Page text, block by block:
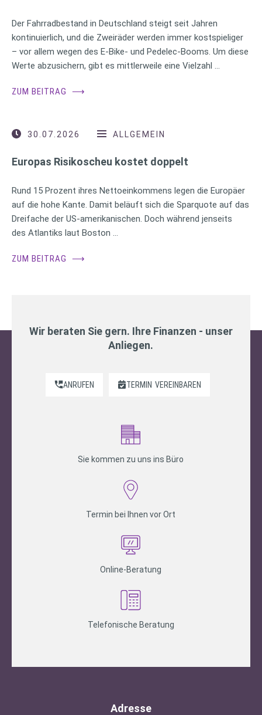
Der Fahrradbestand in Deutschland steigt seit Jahren
kontinuierlich, und die Zweiräder werden immer kostspieliger
– vor allem wegen des E-Bike- und Pedelec-Booms. Um diese
Werte abzusichern, gibt es mittlerweile eine Vielzahl …
ZUM BEITRAG ⟶
30.07.2026 ALLGEMEIN
Europas Risikoscheu kostet doppelt
Rund 15 Prozent ihres Nettoeinkommens legen die Europäer
auf die hohe Kante. Damit beläuft sich die Sparquote auf das
Dreifache der US-amerikanischen. Doch während jenseits
des Atlantiks laut Boston …
ZUM BEITRAG ⟶
Wir beraten Sie gern. Ihre Finanzen - unser
Anliegen.
ANRUFEN TERMIN VEREINBAREN
Sie kommen zu uns ins Büro
Termin bei Ihnen vor Ort
Online-Beratung
Telefonische Beratung
Adresse